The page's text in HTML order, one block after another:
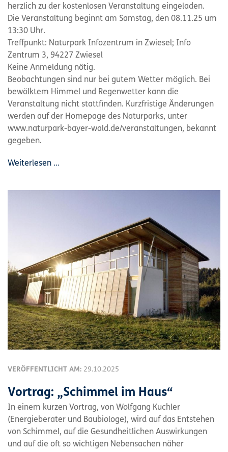
herzlich zu der kostenlosen Veranstaltung eingeladen.
Die Veranstaltung beginnt am Samstag, den 08.11.25 um
13:30 Uhr.
Treffpunkt: Naturpark Infozentrum in Zwiesel; Info
Zentrum 3, 94227 Zwiesel
Keine Anmeldung nötig.
Beobachtungen sind nur bei gutem Wetter möglich. Bei
bewölktem Himmel und Regenwetter kann die
Veranstaltung nicht stattfinden. Kurzfristige Änderungen
werden auf der Homepage des Naturparks, unter
www.naturpark-bayer-wald.de/veranstaltungen, bekannt
gegeben.
Weiterlesen …
VERÖFFENTLICHT AM: 29.10.2025
Vortrag: „Schimmel im Haus“
In einem kurzen Vortrag, von Wolfgang Kuchler
(Energieberater und Baubiologe), wird auf das Entstehen
von Schimmel, auf die Gesundheitlichen Auswirkungen
und auf die oft so wichtigen Nebensachen näher